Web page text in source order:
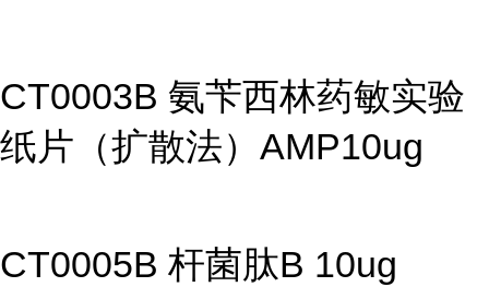
CT0003B 氨苄西林药敏实验
纸片（扩散法）AMP10ug
CT0005B 杆菌肽B 10ug